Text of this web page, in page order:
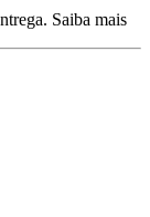
Saiba mais